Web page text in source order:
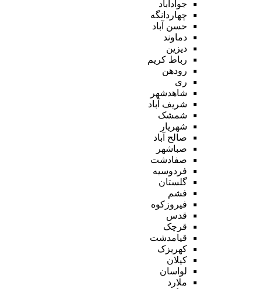
جوادآباد
چهاردانگه
حسن آباد
دماوند
دیزین
رباط کریم
رودهن
ری
شاهدشهر
شریف آباد
شمشک
شهریار
صالح آباد
صباشهر
صفادشت
فردوسیه
گلستان
فشم
فیروزکوه
قدس
قرچک
قیامدشت
کهریزک
کیلان
لواسان
ملارد